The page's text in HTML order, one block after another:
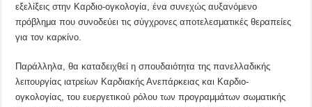
εξελίξεις στην Καρδιο-ογκολογία, ένα συνεχώς αυξανόμενο
πρόβλημα που συνοδεύει τις σύγχρονες αποτελεσματικές θεραπείες
για τον καρκίνο.
Παράλληλα, θα καταδειχθεί η σπουδαιότητα της πανελλαδικής
λειτουργίας ιατρείων Καρδιακής Ανεπάρκειας και Καρδιo-
ογκολογίας, του ευεργετικού ρόλου των προγραμμάτων σωματικής